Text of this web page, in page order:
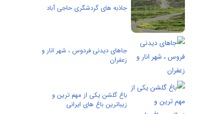
جاذبه های گردشگری حاجی آباد
جاهای دیدنی فردوس ، شهر انار و
زعفران
باغ گلشن یکی از مهم ترین و
زیباترین باغ های ایرانی